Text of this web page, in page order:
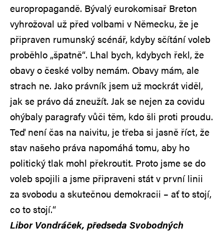
europropagandě. Bývalý eurokomisař Breton
vyhrožoval už před volbami v Německu, že je
připraven rumunský scénář, kdyby sčítání voleb
proběhlo „špatně“. Lhal bych, kdybych řekl, že
obavy o české volby nemám. Obavy mám, ale
strach ne. Jako právník jsem už mockrát viděl,
jak se právo dá zneužít. Jak se nejen za covidu
ohýbaly paragrafy vůči těm, kdo šli proti proudu.
Teď není čas na naivitu, je třeba si jasně říct, že
stav našeho práva napomáhá tomu, aby ho
politický tlak mohl překroutit. Proto jsme se do
voleb spojili a jsme připraveni stát v první linii
za svobodu a skutečnou demokracii – ať to stojí,
co to stojí.“
Libor Vondráček, předseda Svobodných